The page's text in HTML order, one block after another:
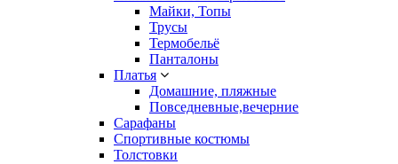
Майки, Топы
Трусы
Термобельё
Панталоны
Платья
Домашние, пляжные
Повседневные,вечерние
Сарафаны
Спортивные костюмы
Толстовки